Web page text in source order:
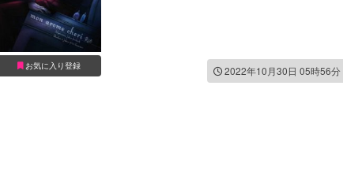
お気に入り登録 2022年10月30日 05時56分